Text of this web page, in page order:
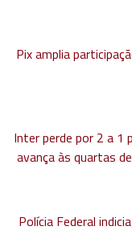
Pix amplia
Inter perde por 2 a 1
avança às quartas
Polícia Federal